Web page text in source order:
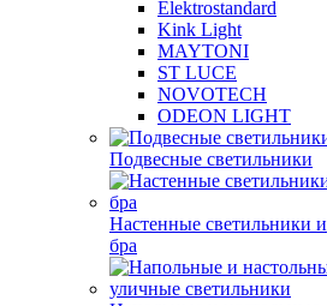
Elektrostandard
Kink Light
MAYTONI
ST LUCE
NOVOTECH
ODEON LIGHT
Подвесные светильники
Настенные светильники и
бра